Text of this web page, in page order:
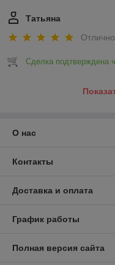
Татьяна
Отлично
Сделка подтверждена
О нас
Контакты
Доставка и оплата
График работы
Полная версия сайта